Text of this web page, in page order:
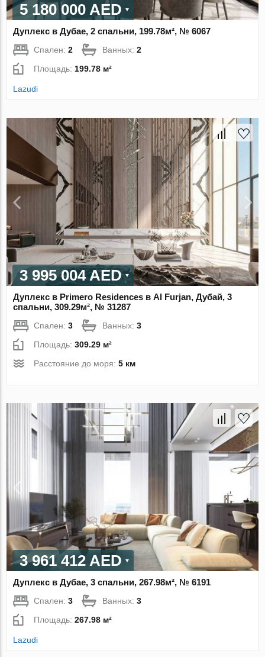
5 180 000 AED
Дуплекс в Дубае, 2 спальни, 199.78м², № 6067
Спален:2 Ванных:2
Площадь:199.78 м²
Lazudi
3 995 004 AED
Дуплекс в Primero Residences в Al Furjan, Дубай, 3
спальни, 309.29м², № 31287
Спален:3 Ванных:3
Площадь:309.29 м²
Расстояние до моря:5 км
3 961 412 AED
Дуплекс в Дубае, 3 спальни, 267.98м², № 6191
Спален:3 Ванных:3
Площадь:267.98 м²
Lazudi